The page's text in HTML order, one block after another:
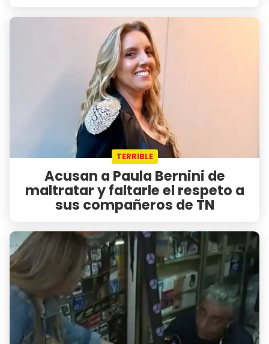
TERRIBLE
Acusan a Paula Bernini de
maltratar y faltarle el respeto a
sus compañeros de TN